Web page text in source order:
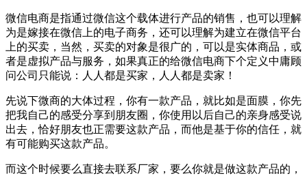
微信电商是指通过微信这个载体进行产品的销售，也可以理解
为是嫁接在微信上的电子商务，还可以理解为建立在微信平台
上的买卖，当然，买卖的对象是很广的，可以是实体商品，或
者是虚拟产品与服务，如果真正的给微信电商下个定义中庸顾
问公司只能说：人人都是买家，人人都是卖家！
先说下微商的大体过程，你有一款产品，就比如是面膜，你先
把我自己的感受分享到朋友圈，你使用以后自己的亲身感受说
出去，恰好朋友也正需要这款产品，而他是基于你的信任，就
有可能购买这款产品。
而这个时候要么直接去联系厂家，要么你就是做这款产品的，